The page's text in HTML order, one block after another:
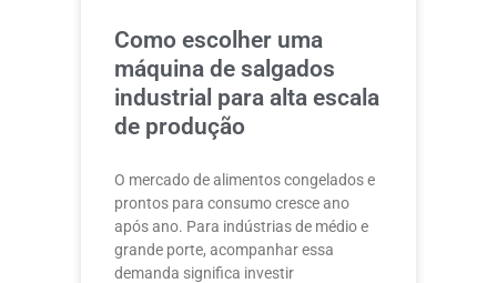
Como escolher uma
máquina de salgados
industrial para alta escala
de produção
O mercado de alimentos congelados e
prontos para consumo cresce ano
após ano. Para indústrias de médio e
grande porte, acompanhar essa
demanda significa investir